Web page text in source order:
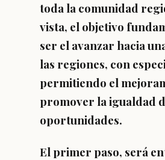
toda la comunidad
vista, el objetivo
ser el avanzar hacia
las regiones, con
permitiendo el
promover la igualdad
oportunidades.
El primer paso, será